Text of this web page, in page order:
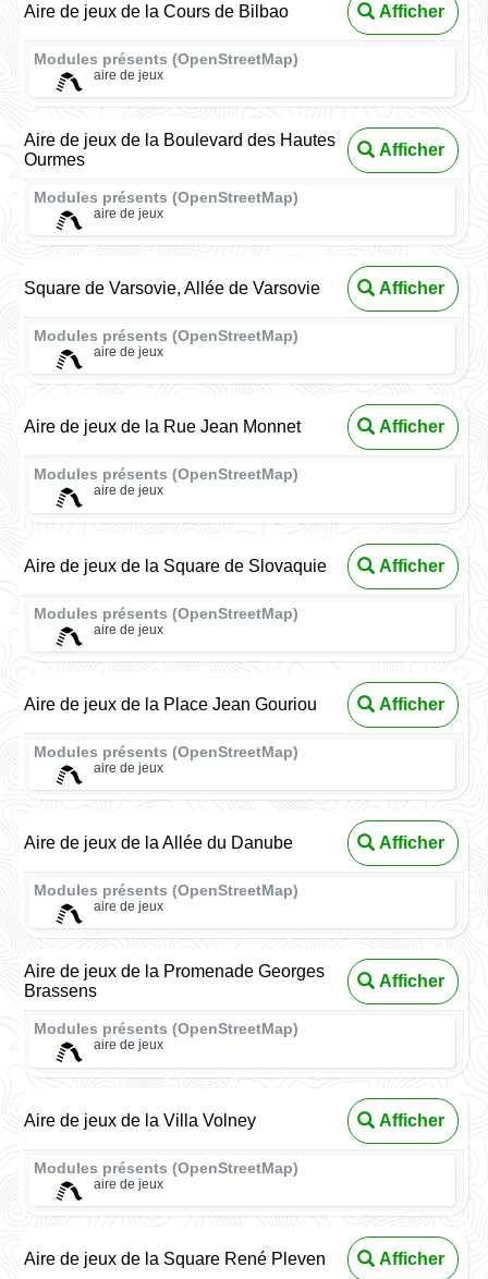
Aire de jeux de la Cours de Bilbao Afficher
Modules présents (OpenStreetMap)
aire de jeux
Aire de jeux de la Boulevard des Hautes
Ourmes
Afficher
Modules présents (OpenStreetMap)
aire de jeux
Square de Varsovie, Allée de Varsovie Afficher
Modules présents (OpenStreetMap)
aire de jeux
Aire de jeux de la Rue Jean Monnet Afficher
Modules présents (OpenStreetMap)
aire de jeux
Aire de jeux de la Square de Slovaquie Afficher
Modules présents (OpenStreetMap)
aire de jeux
Aire de jeux de la Place Jean Gouriou Afficher
Modules présents (OpenStreetMap)
aire de jeux
Aire de jeux de la Allée du Danube Afficher
Modules présents (OpenStreetMap)
aire de jeux
Aire de jeux de la Promenade Georges
Brassens
Afficher
Modules présents (OpenStreetMap)
aire de jeux
Aire de jeux de la Villa Volney Afficher
Modules présents (OpenStreetMap)
aire de jeux
Aire de jeux de la Square René Pleven Afficher